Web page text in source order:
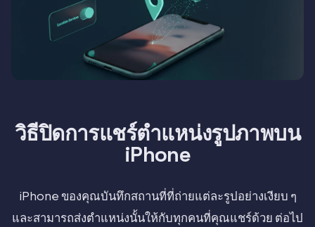
วิธีปิดการแชร์ตำแหน่งรูปภาพบน
iPhone
iPhone ของคุณบันทึกสถานที่ที่ถ่ายแต่ละรูปอย่างเงียบ ๆ
และสามารถส่งตำแหน่งนั้นให้กับทุกคนที่คุณแชร์ด้วย ต่อไป